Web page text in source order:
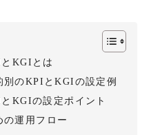
KGIとは
別のKPIとKGIの設定例
KGIの設定ポイント
の運用フロー